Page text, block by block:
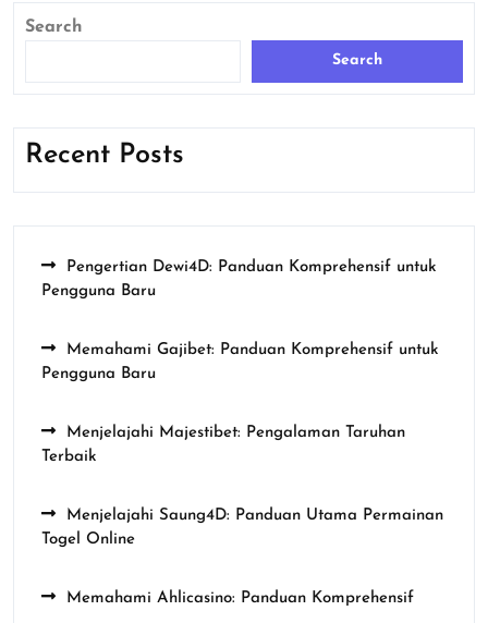
Search
Search
Recent Posts
Pengertian Dewi4D: Panduan Komprehensif untuk
Pengguna Baru
Memahami Gajibet: Panduan Komprehensif untuk
Pengguna Baru
Menjelajahi Majestibet: Pengalaman Taruhan
Terbaik
Menjelajahi Saung4D: Panduan Utama Permainan
Togel Online
Memahami Ahlicasino: Panduan Komprehensif